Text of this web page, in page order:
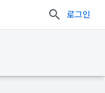
로그인